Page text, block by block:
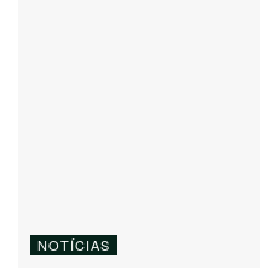
NOTÍCIAS